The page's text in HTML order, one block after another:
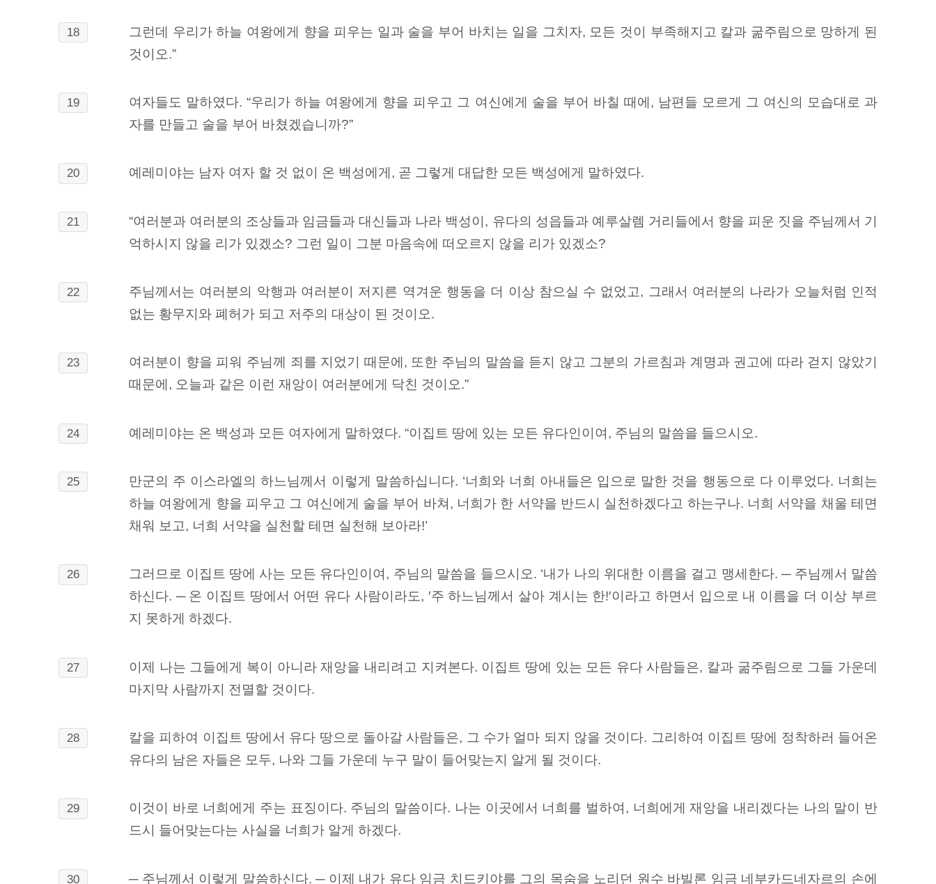
18
그런데 우리가 하늘 여왕에게 향을 피우는 일과 술을 부어 바치는 일을 그치자, 모든 것이 부족해지고 칼과 굶주림으로 망하게 된
것이오.”
19 여자들도 말하였다. “우리가 하늘 여왕에게 향을 피우고 그 여신에게 술을 부어 바칠 때에, 남편들 모르게 그 여신의 모습대로 과
자를 만들고 술을 부어 바쳤겠습니까?”
20 예레미야는 남자 여자 할 것 없이 온 백성에게, 곧 그렇게 대답한 모든 백성에게 말하였다.
21
“여러분과 여러분의 조상들과 임금들과 대신들과 나라 백성이, 유다의 성읍들과 예루살렘 거리들에서 향을 피운 짓을 주님께서 기
억하시지 않을 리가 있겠소? 그런 일이 그분 마음속에 떠오르지 않을 리가 있겠소?
22
주님께서는 여러분의 악행과 여러분이 저지른 역겨운 행동을 더 이상 참으실 수 없었고, 그래서 여러분의 나라가 오늘처럼 인적
없는 황무지와 폐허가 되고 저주의 대상이 된 것이오.
23
여러분이 향을 피워 주님께 죄를 지었기 때문에, 또한 주님의 말씀을 듣지 않고 그분의 가르침과 계명과 권고에 따라 걷지 않았기
때문에, 오늘과 같은 이런 재앙이 여러분에게 닥친 것이오.”
24 예레미야는 온 백성과 모든 여자에게 말하였다. “이집트 땅에 있는 모든 유다인이여, 주님의 말씀을 들으시오.
25 만군의 주 이스라엘의 하느님께서 이렇게 말씀하십니다. ‘너희와 너희 아내들은 입으로 말한 것을 행동으로 다 이루었다. 너희는
하늘 여왕에게 향을 피우고 그 여신에게 술을 부어 바쳐, 너희가 한 서약을 반드시 실천하겠다고 하는구나. 너희 서약을 채울 테면
채워 보고, 너희 서약을 실천할 테면 실천해 보아라!’
26 그러므로 이집트 땅에 사는 모든 유다인이여, 주님의 말씀을 들으시오. ‘내가 나의 위대한 이름을 걸고 맹세한다. ─ 주님께서 말씀
하신다. ─ 온 이집트 땅에서 어떤 유다 사람이라도, ′주 하느님께서 살아 계시는 한!′이라고 하면서 입으로 내 이름을 더 이상 부르
지 못하게 하겠다.
27
이제 나는 그들에게 복이 아니라 재앙을 내리려고 지켜본다. 이집트 땅에 있는 모든 유다 사람들은, 칼과 굶주림으로 그들 가운데
마지막 사람까지 전멸할 것이다.
28
칼을 피하여 이집트 땅에서 유다 땅으로 돌아갈 사람들은, 그 수가 얼마 되지 않을 것이다. 그리하여 이집트 땅에 정착하러 들어온
유다의 남은 자들은 모두, 나와 그들 가운데 누구 말이 들어맞는지 알게 될 것이다.
29
이것이 바로 너희에게 주는 표징이다. 주님의 말씀이다. 나는 이곳에서 너희를 벌하여, 너희에게 재앙을 내리겠다는 나의 말이 반
드시 들어맞는다는 사실을 너희가 알게 하겠다.
30 ─ 주님께서 이렇게 말씀하신다. ─ 이제 내가 유다 임금 치드키야를 그의 목숨을 노리던 원수 바빌론 임금 네부카드네자르의 손에